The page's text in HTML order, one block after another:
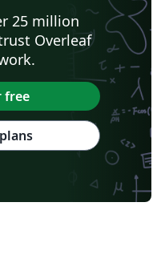
25 million
Overleaf
free